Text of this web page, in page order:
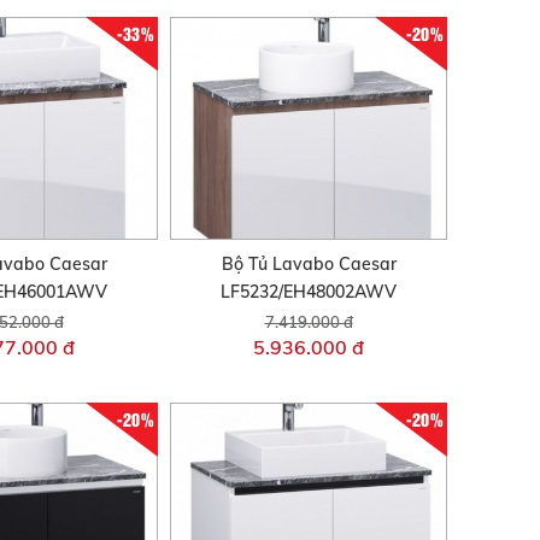
-33%
Caesar
đ
đ
-20%
Bộ Tủ Lavabo Caesar
LF5232/EH48002AWV
7.419.000 đ
5.936.000 đ
-20% -20%